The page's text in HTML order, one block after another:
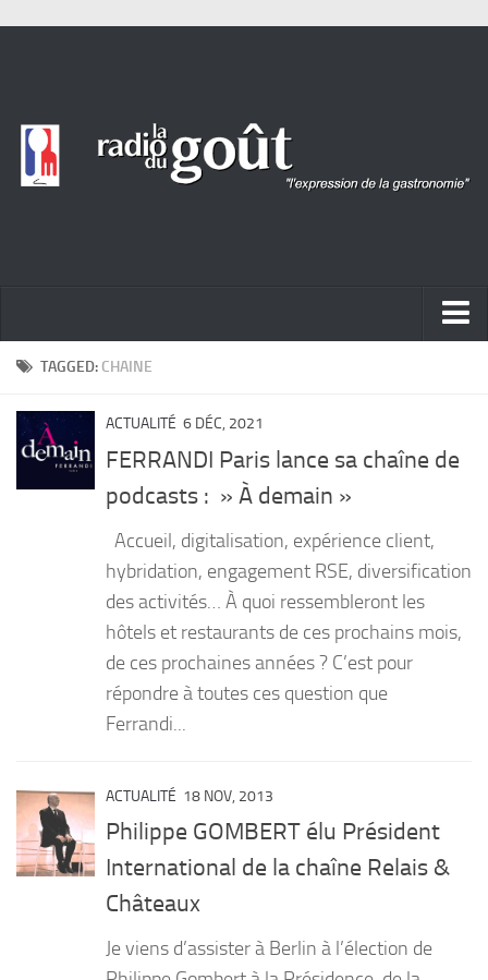
ACTUALITÉ
PORTRAITS
Desserts
TAGGED: CHAINE
ACTUALITÉ 6 DÉC, 2021
FERRANDI Paris lance sa chaîne de
podcasts : » À demain »
Accueil, digitalisation, expérience client,
hybridation, engagement RSE, diversification
des activités… À quoi ressembleront les
hôtels et restaurants de ces prochains mois,
de ces prochaines années ? C’est pour
répondre à toutes ces question que
Ferrandi...
ACTUALITÉ 18 NOV, 2013
Philippe GOMBERT élu Président
International de la chaîne Relais &
Châteaux
Je viens d’assister à Berlin à l’élection de